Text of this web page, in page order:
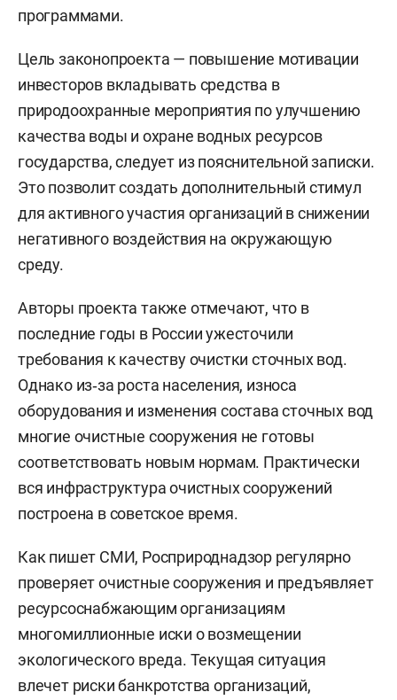
программами.
Цель законопроекта — повышение мотивации
инвесторов вкладывать средства в
природоохранные мероприятия по улучшению
качества воды и охране водных ресурсов
государства, следует из пояснительной записки.
Это позволит создать дополнительный стимул
для активного участия организаций в снижении
негативного воздействия на окружающую
среду.
Авторы проекта также отмечают, что в
последние годы в России ужесточили
требования к качеству очистки сточных вод.
Однако из‑за роста населения, износа
оборудования и изменения состава сточных вод
многие очистные сооружения не готовы
соответствовать новым нормам. Практически
вся инфраструктура очистных сооружений
построена в советское время.
Как пишет СМИ, Росприроднадзор регулярно
проверяет очистные сооружения и предъявляет
ресурсоснабжающим организациям
многомиллионные иски о возмещении
экологического вреда. Текущая ситуация
влечет риски банкротства организаций,